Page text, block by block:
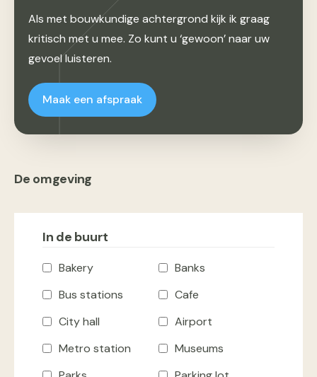
Als met bouwkundige achtergrond kijk ik graag
kritisch met u mee. Zo kunt u ‘gewoon’ naar uw
gevoel luisteren.
Maak een afspraak
De omgeving
In de buurt
Bakery
Banks
Bus stations
Cafe
City hall
Airport
Metro station
Museums